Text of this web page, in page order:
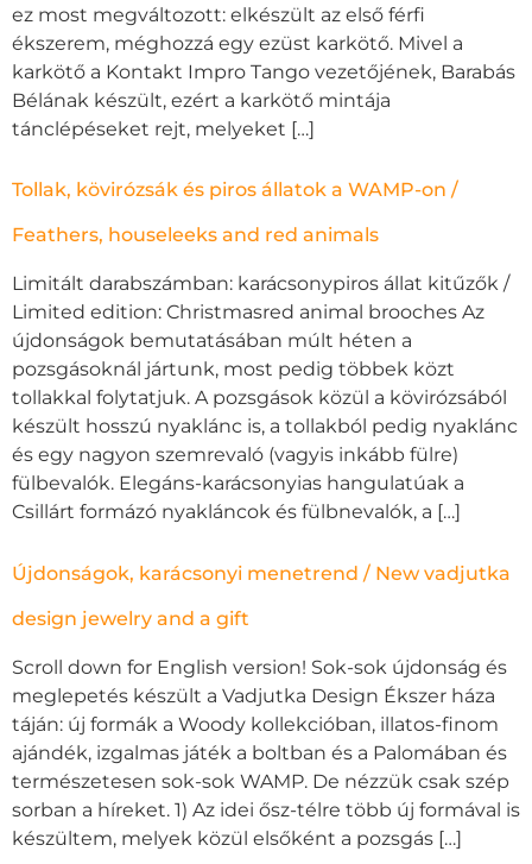
ez most megváltozott: elkészült az első férfi
ékszerem, méghozzá egy ezüst karkötő. Mivel a
karkötő a Kontakt Impro Tango vezetőjének, Barabás
Bélának készült, ezért a karkötő mintája
tánclépéseket rejt, melyeket […]
Tollak, kövirózsák és piros állatok a WAMP-on /
Feathers, houseleeks and red animals
Limitált darabszámban: karácsonypiros állat kitűzők /
Limited edition: Christmasred animal brooches Az
újdonságok bemutatásában múlt héten a
pozsgásoknál jártunk, most pedig többek közt
tollakkal folytatjuk. A pozsgások közül a kövirózsából
készült hosszú nyaklánc is, a tollakból pedig nyaklánc
és egy nagyon szemrevaló (vagyis inkább fülre)
fülbevalók. Elegáns-karácsonyias hangulatúak a
Csillárt formázó nyakláncok és fülbnevalók, a […]
Újdonságok, karácsonyi menetrend / New vadjutka
design jewelry and a gift
Scroll down for English version! Sok-sok újdonság és
meglepetés készült a Vadjutka Design Ékszer háza
táján: új formák a Woody kollekcióban, illatos-finom
ajándék, izgalmas játék a boltban és a Palomában és
természetesen sok-sok WAMP. De nézzük csak szép
sorban a híreket. 1) Az idei ősz-télre több új formával is
készültem, melyek közül elsőként a pozsgás […]